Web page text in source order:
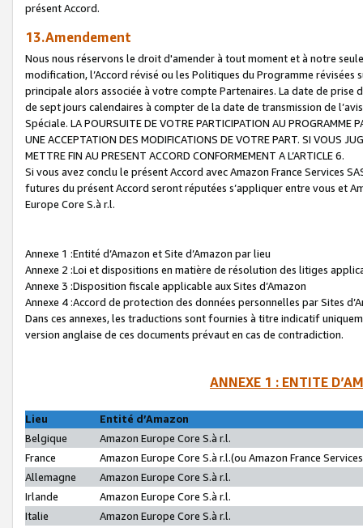
présent Accord.
13.Amendement
Nous nous réservons le droit d'amender à tout moment et à notre
modification, l’Accord révisé ou les Politiques du Programme
principale alors associée à votre compte Partenaires. La date de
de sept jours calendaires à compter de la date de transmission de
Spéciale. LA POURSUITE DE VOTRE PARTICIPATION AU PROGRAMME
UNE ACCEPTATION DES MODIFICATIONS DE VOTRE PART. SI VOUS
METTRE FIN AU PRESENT ACCORD CONFORMEMENT A L’ARTICLE 6.
Si vous avez conclu le présent Accord avec Amazon France Services
futures du présent Accord seront réputées s’appliquer entre vous et
Europe Core S.à r.l.
Annexe 1 :Entité d’Amazon et Site d’Amazon par lieu
Annexe 2 :Loi et dispositions en matière de résolution des litiges
Annexe 3 :Disposition fiscale applicable aux Sites d’Amazon
Annexe 4 :Accord de protection des données personnelles par Sites
Dans ces annexes, les traductions sont fournies à titre indicatif
version anglaise de ces documents prévaut en cas de contradiction.
ANNEXE 1 : ENTITE
Lieu
Entité d’Amazon
Belgique
Amazon Europe Core S.à r.l.
France
Amazon Europe Core S.à r.l.(ou Amazon France
Allemagne
Amazon Europe Core S.à r.l.
Irlande
Amazon Europe Core S.à r.l.
Italie
Amazon Europe Core S.à r.l.